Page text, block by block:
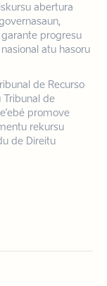
abertura
progresu
atu hasoru
de Recurso
Tribunal de
promove
rekursu
de Direitu